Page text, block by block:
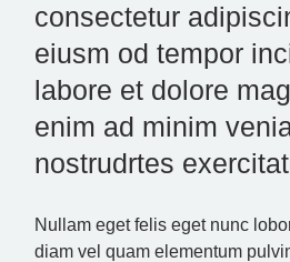
consectetur
eiusm od tempor
labore et dolore
enim ad minim
nostrudrtes
Nullam eget felis eget nunc
diam vel quam elementum